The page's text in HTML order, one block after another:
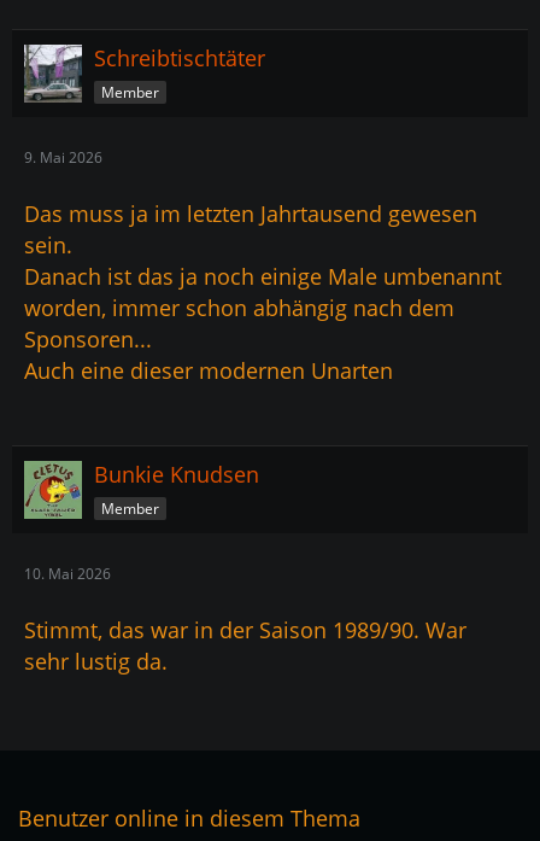
Schreibtischtäter
Member
9. Mai 2026
Das muss ja im letzten Jahrtausend gewesen
sein.
Danach ist das ja noch einige Male umbenannt
worden, immer schon abhängig nach dem
Sponsoren...
Auch eine dieser modernen Unarten
Bunkie Knudsen
Member
10. Mai 2026
Stimmt, das war in der Saison 1989/90. War
sehr lustig da.
Benutzer online in diesem Thema